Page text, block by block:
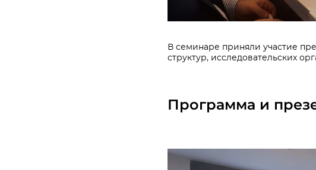
В семинаре приняли участие
структур, исследовательских
Программа и